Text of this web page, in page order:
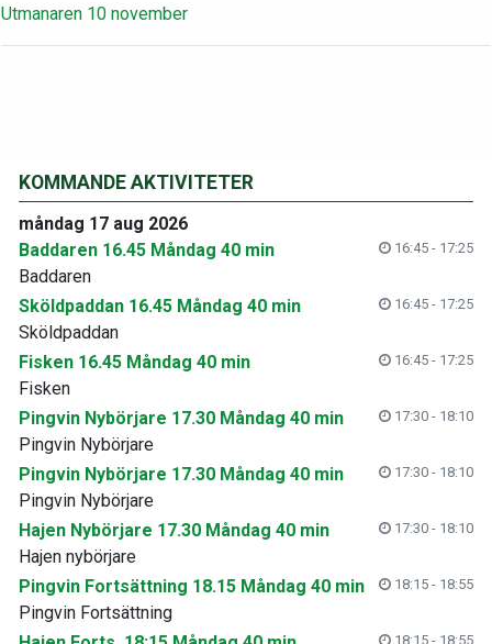
Utmanaren 10 november
KOMMANDE AKTIVITETER
måndag 17 aug 2026
Baddaren 16.45 Måndag 40 min
16:45 - 17:25
Baddaren
Sköldpaddan 16.45 Måndag 40 min
16:45 - 17:25
Sköldpaddan
Fisken 16.45 Måndag 40 min
16:45 - 17:25
Fisken
Pingvin Nybörjare 17.30 Måndag 40 min
17:30 - 18:10
Pingvin Nybörjare
Pingvin Nybörjare 17.30 Måndag 40 min
17:30 - 18:10
Pingvin Nybörjare
Hajen Nybörjare 17.30 Måndag 40 min
17:30 - 18:10
Hajen nybörjare
Pingvin Fortsättning 18.15 Måndag 40 min
18:15 - 18:55
Pingvin Fortsättning
18:15 - 18:55